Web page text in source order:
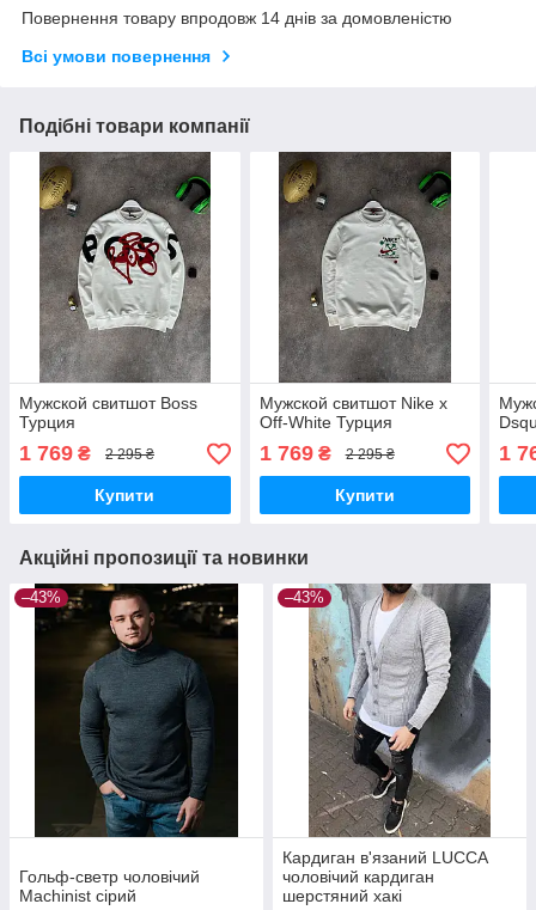
Повернення товару впродовж 14 днів за домовленістю
Всі умови повернення
Подібні товари компанії
Мужской свитшот Boss
Турция
1 769 ₴ 2 295 ₴
Купити
Мужской свитшот Nike x
Off-White Турция
1 769₴ 2 295 ₴
Купити
1
Акційні пропозиції та новинки
–43%
Гольф-светр чоловічий
Machinist сірий
–43%
Кардиган в'язаний LUCCA
чоловічий кардиган
шерстяний хакі